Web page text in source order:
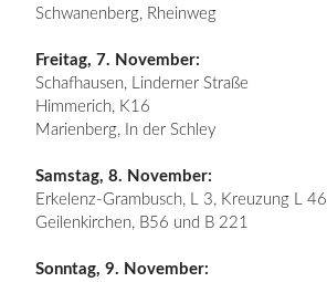
Schwanenberg, Rheinweg
Freitag, 7. November:
Schafhausen, Linderner Straße
Himmerich, K16
Marienberg, In der Schley
Samstag, 8. November:
Erkelenz-Grambusch, L 3, Kreuzung L 46
Geilenkirchen, B56 und B 221
Sonntag, 9. November: